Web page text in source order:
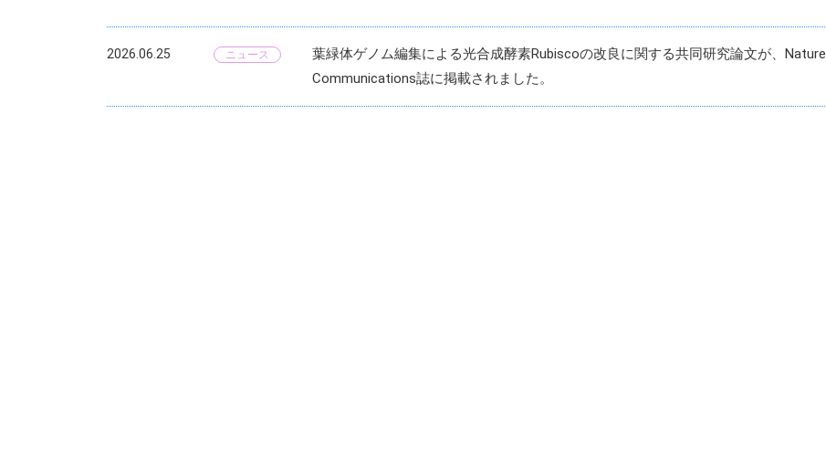
2026.06.25 ニュース
葉緑体ゲノム編集による光合成酵素Rubiscoの改良に関する共同研究論文が、Nature
Communications誌に掲載されました。